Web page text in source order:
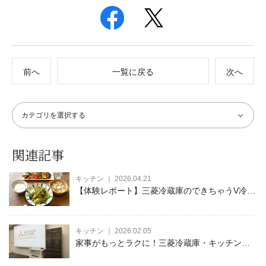
前へ 一覧に戻る 次へ
関連記事
キッチン ｜ 2026.04.21
【体験レポート】三菱冷蔵庫のできちゃうV冷凍
キッチン ｜ 2026.02.05
家事がもっとラクに！三菱冷蔵庫・キッチン家